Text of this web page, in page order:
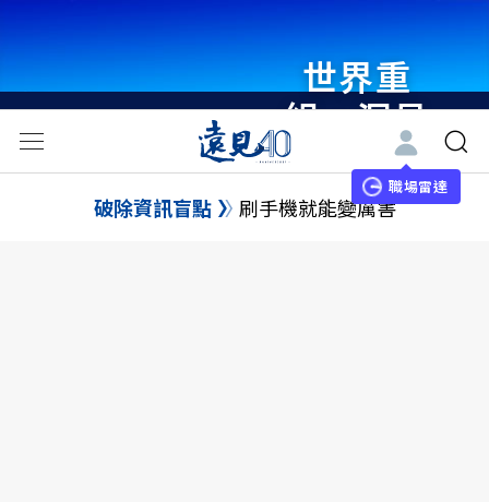
世界重
組・洞見
未來 與
世界領袖
職場雷達
破除資訊盲點 刷手機就能變厲害